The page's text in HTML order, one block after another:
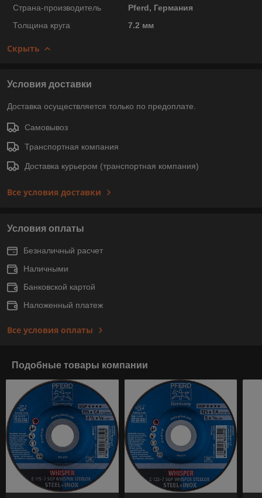
Страна-производитель
Pferd, Германия
Толщина круга
7.2 мм
Скрыть
Условия доставки
Доставка осуществляется только по предоплате.
Самовывоз
Транспортная компания
Доставка курьером (транспортная компания)
Все условия доставки
Условия оплаты
Безналичный расчет
Наличными
Банковской картой
Наложенный платеж
Все условия оплаты
Подобные товары компании